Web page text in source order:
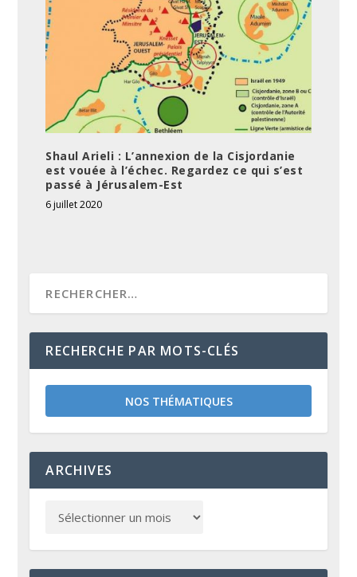
Shaul Arieli : L’annexion de la Cisjordanie
est vouée à l’échec. Regardez ce qui s’est
passé à Jérusalem-Est
6 juillet 2020
RECHERCHE PAR MOTS-CLÉS
NOS THÉMATIQUES
ARCHIVES